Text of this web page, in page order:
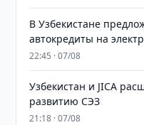
В Узбекистане
автокредиты на
22:45 · 07/08
Узбекистан и JICA
развитию СЭЗ
21:18 · 07/08